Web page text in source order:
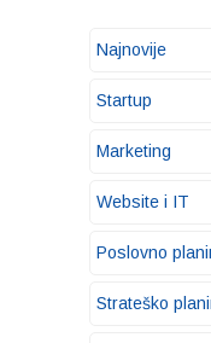
Najnovije
Startup
Marketing
Website i IT
Poslovno
Strateško